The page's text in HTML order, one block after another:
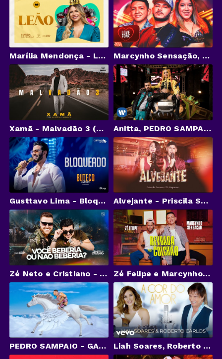
Marília Mendonça - Leão - Decretos Reais Marcynho Sensação, Piseiro Do Barão e MC KL - Sexta Feira é Dia De Curtição (Love Funk)
Xamã - Malvadão 3 (Prod. DJ Gustah & Neobeats) Anitta, PEDRO SAMPAIO - NO CHÃO NOVINHA (Official Music Video)
Gusttavo Lima - Bloqueado (Buteco In Boston) Alvejante - Priscila Senna e Zé Vaqueiro
Zé Neto e Cristiano - VOCÊ BEBERIA OU NÃO BEBERIA? - DVD Chaaama Zé Felipe e Marcynho Sensação - Revoada No Colchão (Videoclipe Oficial)
PEDRO SAMPAIO - GALOPA Liah Soares, Roberto Carlos - A Cor do Amor